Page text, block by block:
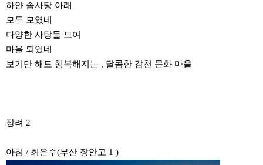
하얀 솜사탕 아래
모두 모였네
다양한 사탕들 모여
마을 되었네
보기만 해도 행복해지는 , 달콤한 감천 문화 마을
장려 2
아침 / 최은수(부산 장안고 1 )